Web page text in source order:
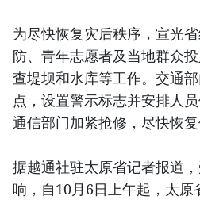
为尽快恢复灾后秩序，宣光
防、青年志愿者及当地群众
查堤坝和水库等工作。交通
点，设置警示标志并安排人
通信部门加紧抢修，尽快恢复
据越通社驻太原省记者报道
响，自10月6日上午起，太原